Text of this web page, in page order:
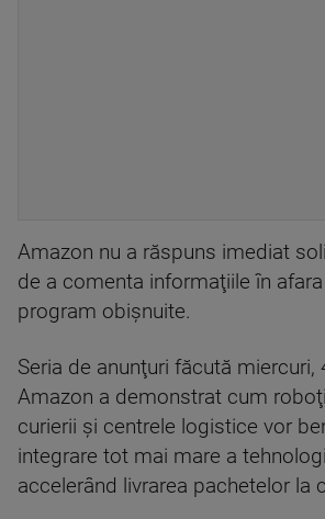
Amazon nu a răspuns imediat
de a comenta informaţiile în
program obişnuite.
Seria de anunţuri făcută miercuri,
Amazon a demonstrat cum
curierii şi centrele logistice vor
integrare tot mai mare a
accelerând livrarea pachetelor la